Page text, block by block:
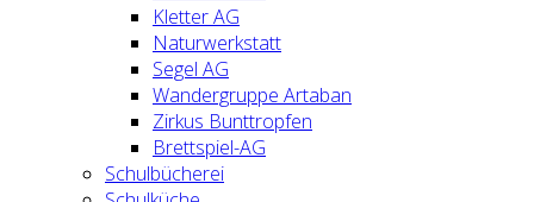
Kletter AG
Naturwerkstatt
Segel AG
Wandergruppe Artaban
Zirkus Bunttropfen
Brettspiel-AG
Schulbücherei